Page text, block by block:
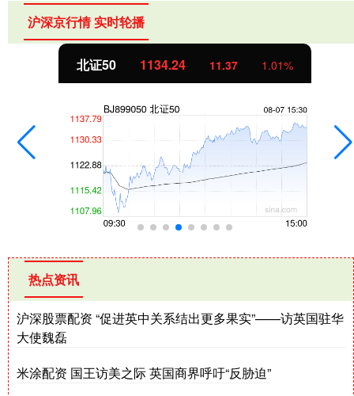
沪深京行情 实时轮播
北证50 1134.24 11.37 1.01%
热点资讯
沪深股票配资 “促进英中关系结出更多果实”——访英国驻华
大使魏磊
米涂配资 国王访美之际 英国商界呼吁“反胁迫”